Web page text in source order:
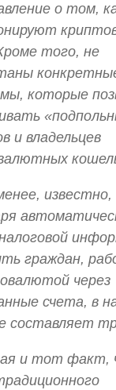
о том,
того, не
которые
и владельцев
граждан,
через
счета, в
составляет
и тот факт,